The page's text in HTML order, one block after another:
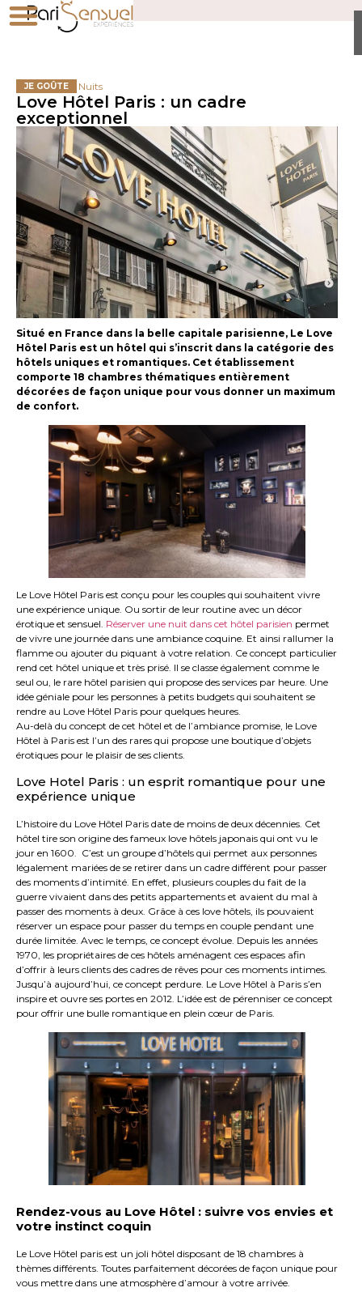
JE GOÛTE Nuits
Love Hôtel Paris : un cadre
exceptionnel
Situé en France dans la belle capitale parisienne, Le Love
Hôtel Paris est un hôtel qui s’inscrit dans la catégorie des
hôtels uniques et romantiques. Cet établissement
comporte 18 chambres thématiques entièrement
décorées de façon unique pour vous donner un maximum
de confort.
Le Love Hôtel Paris est conçu pour les couples qui souhaitent vivre
une expérience unique. Ou sortir de leur routine avec un décor
érotique et sensuel. Réserver une nuit dans cet hôtel parisien permet
de vivre une journée dans une ambiance coquine. Et ainsi rallumer la
flamme ou ajouter du piquant à votre relation. Ce concept particulier
rend cet hôtel unique et très prisé. Il se classe également comme le
seul ou, le rare hôtel parisien qui propose des services par heure. Une
idée géniale pour les personnes à petits budgets qui souhaitent se
rendre au Love Hôtel Paris pour quelques heures.
Au-delà du concept de cet hôtel et de l’ambiance promise, le Love
Hôtel à Paris est l’un des rares qui propose une boutique d’objets
érotiques pour le plaisir de ses clients.
Love Hotel Paris : un esprit romantique pour une
expérience unique
L’histoire du Love Hôtel Paris date de moins de deux décennies. Cet
hôtel tire son origine des fameux love hôtels japonais qui ont vu le
jour en 1600. C’est un groupe d’hôtels qui permet aux personnes
légalement mariées de se retirer dans un cadre différent pour passer
des moments d’intimité. En effet, plusieurs couples du fait de la
guerre vivaient dans des petits appartements et avaient du mal à
passer des moments à deux. Grâce à ces love hôtels, ils pouvaient
réserver un espace pour passer du temps en couple pendant une
durée limitée. Avec le temps, ce concept évolue. Depuis les années
1970, les propriétaires de ces hôtels aménagent ces espaces afin
d’offrir à leurs clients des cadres de rêves pour ces moments intimes.
Jusqu’à aujourd’hui, ce concept perdure. Le Love Hôtel à Paris s’en
inspire et ouvre ses portes en 2012. L’idée est de pérenniser ce concept
pour offrir une bulle romantique en plein cœur de Paris.
Rendez-vous au Love Hôtel : suivre vos envies et
votre instinct coquin
Le Love Hôtel paris est un joli hôtel disposant de 18 chambres à
thèmes différents. Toutes parfaitement décorées de façon unique pour
vous mettre dans une atmosphère d’amour à votre arrivée.